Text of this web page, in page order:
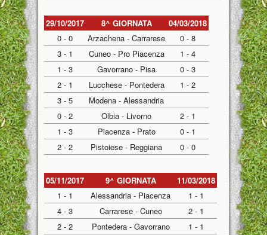
29/10/2017 8^ GIORNATA
04/03/2018
0 - 0
Arzachena - Carrarese
0 - 8
3 - 1
Cuneo - Pro Piacenza
1 - 4
1 - 3
Gavorrano - Pisa
0 - 3
2 - 1
Lucchese - Pontedera
1 - 2
3 - 5
Modena - Alessandria
0 - 2
Olbia - Livorno
2 - 1
1 - 3
Piacenza - Prato
0 - 1
2 - 2
Pistoiese - Reggiana 0 - 0
05/11/2017 9^ GIORNATA
11/03/2018
1 - 1
Alessandria - Piacenza
1 - 1
4 - 3
Carrarese - Cuneo
2 - 1
2 - 2
Pontedera - Gavorrano 1 - 1